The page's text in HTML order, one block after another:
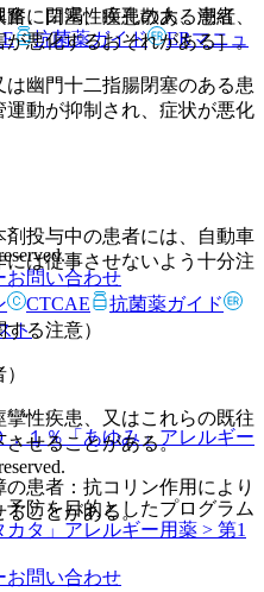
、口渇、瞳孔散大、潮紅、
１％「あゆみ」 アレルギー
タ」 アレルギー用薬 > 第1
に閉塞性疾患のある患者
悪化するおそれがある］。
幽門十二指腸閉塞のある患
動が抑制され、症状が悪化
投与中の患者には、自動車
は従事させないよう十分注
る注意）
性疾患、又はこれらの既往
させることがある。
患者：抗コリン作用により
ることがある。
抗菌薬ガイド
ERマニュ
お問い合わせ
CTCAE
抗菌薬ガイド
ト
防を目的としたプログラム
お問い合わせ